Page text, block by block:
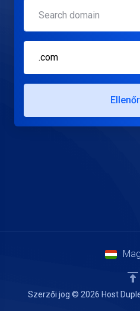
.com
Szerzői jog © 2026 Host